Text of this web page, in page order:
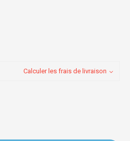
Calculer les frais de livraison